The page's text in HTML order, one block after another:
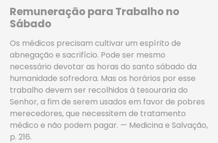
Remuneração para Trabalho no
Sábado
Os médicos precisam cultivar um espírito de
abnegação e sacrifício. Pode ser mesmo
necessário devotar as horas do santo sábado da
humanidade sofredora. Mas os horários por esse
trabalho devem ser recolhidos à tesouraria do
Senhor, a fim de serem usados em favor de pobres
merecedores, que necessitem de tratamento
médico e não podem pagar. — Medicina e Salvação,
p. 216.